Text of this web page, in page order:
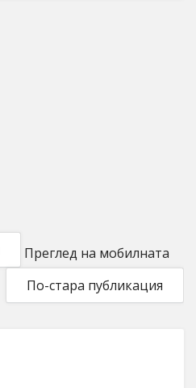
По-стара публикация
Преглед на мобилната